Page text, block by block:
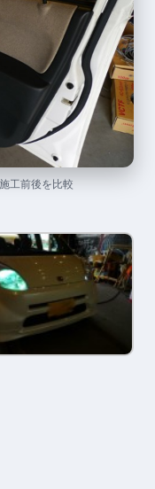
工前後を比較